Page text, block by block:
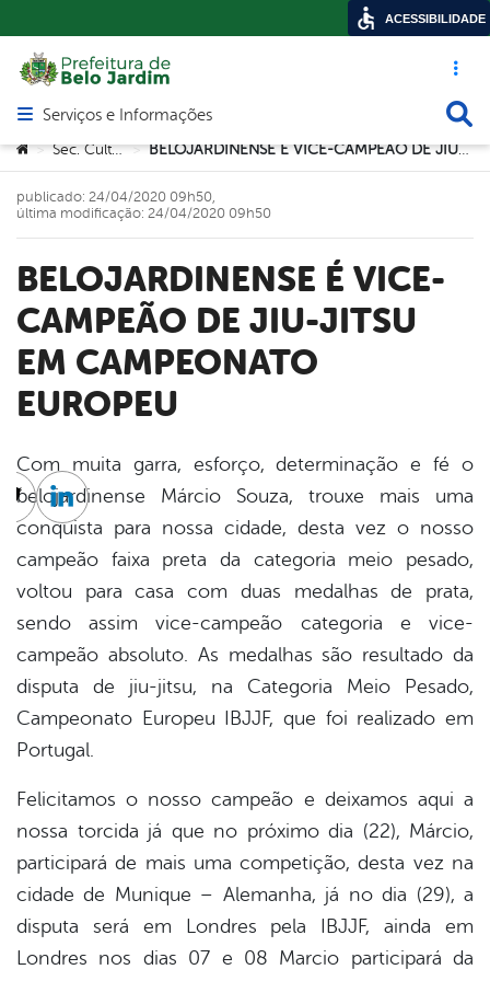
Acesso
Abrir menu principal de navegação
Serviços e Informações
Você está aqui:
> Sec. Cultura > BELOJARDINENSE É VICE-CAMPEÃO DE JIU-JITSU EM CAMPEONATO EUROPEU
BELOJARDINENSE É VICE-
CAMPEÃO DE JIU-JITSU
EM CAMPEONATO
EUROPEU
publicado: 24/04/2020 09h50,
última modificação: 24/04/2020 09h50
Com muita garra, esforço, determinação e fé o
belojardinense Márcio Souza, trouxe mais uma
conquista para nossa cidade, desta vez o nosso
campeão faixa preta da categoria meio pesado,
voltou para casa com duas medalhas de prata,
sendo assim vice-campeão categoria e vice-
campeão absoluto. As medalhas são resultado da
disputa de jiu-jitsu, na Categoria Meio Pesado,
Campeonato Europeu IBJJF, que foi realizado em
Portugal.
Felicitamos o nosso campeão e deixamos aqui a
nossa torcida já que no próximo dia (22), Márcio,
participará de mais uma competição, desta vez na
cidade de Munique – Alemanha, já no dia (29), a
disputa será em Londres pela IBJJF, ainda em
Londres nos dias 07 e 08 Marcio participará da
TwitterLinkedin
ACESSIBILIDADE